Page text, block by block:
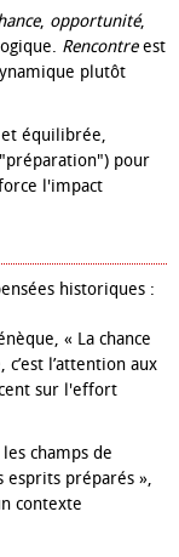
, opportunité,
Rencontreest
plutôt
équilibrée,
pour
l'impact
historiques :
« La chance
c’est l’attention aux
sur l'effort
champs de
esprits préparés »,
contexte